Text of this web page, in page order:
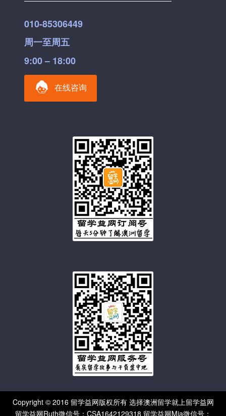
010-85306449
周一至周五
9:00 – 18:00
在线咨询
Copyright © 2016 留学益网版权所有 选择澳洲留学就上留学益网
留学益网Ruth微信号：CSA1642129318 留学益网Mia微信号：